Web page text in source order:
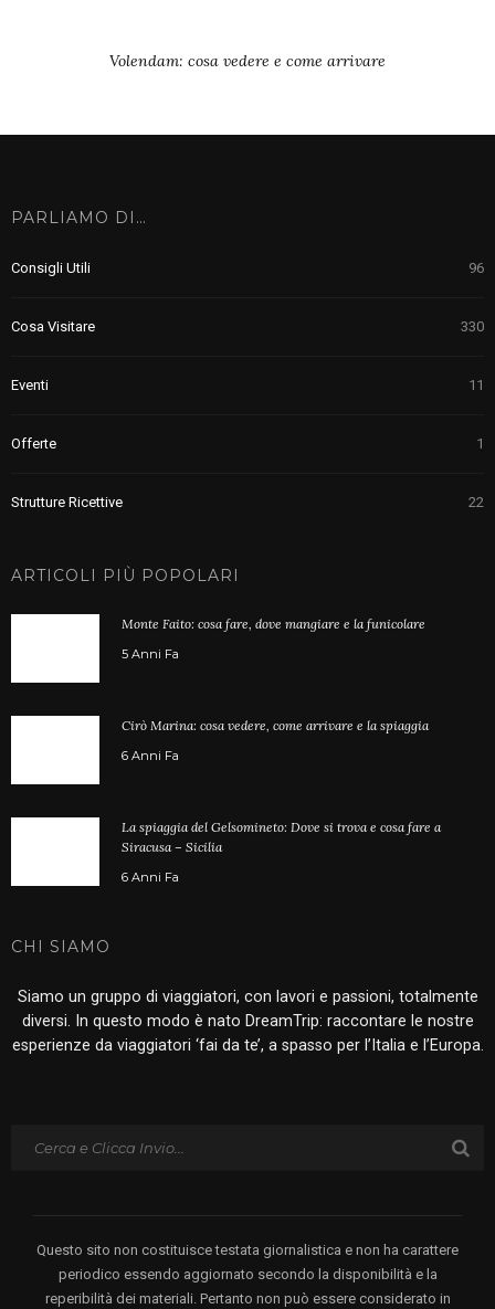
Volendam: cosa vedere e come arrivare
PARLIAMO DI…
Consigli Utili 96
Cosa Visitare 330
Eventi 11
Offerte 1
Strutture Ricettive 22
ARTICOLI PIÙ POPOLARI
Monte Faito: cosa fare, dove mangiare e la funicolare
5 Anni Fa
Cirò Marina: cosa vedere, come arrivare e la spiaggia
6 Anni Fa
La spiaggia del Gelsomineto: Dove si trova e cosa fare a
Siracusa – Sicilia
6 Anni Fa
CHI SIAMO
Siamo un gruppo di viaggiatori, con lavori e passioni, totalmente
diversi. In questo modo è nato DreamTrip: raccontare le nostre
esperienze da viaggiatori ‘fai da te’, a spasso per l’Italia e l’Europa.
Questo sito non costituisce testata giornalistica e non ha carattere
periodico essendo aggiornato secondo la disponibilità e la
reperibilità dei materiali. Pertanto non può essere considerato in